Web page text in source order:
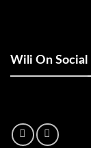
Wili On Social